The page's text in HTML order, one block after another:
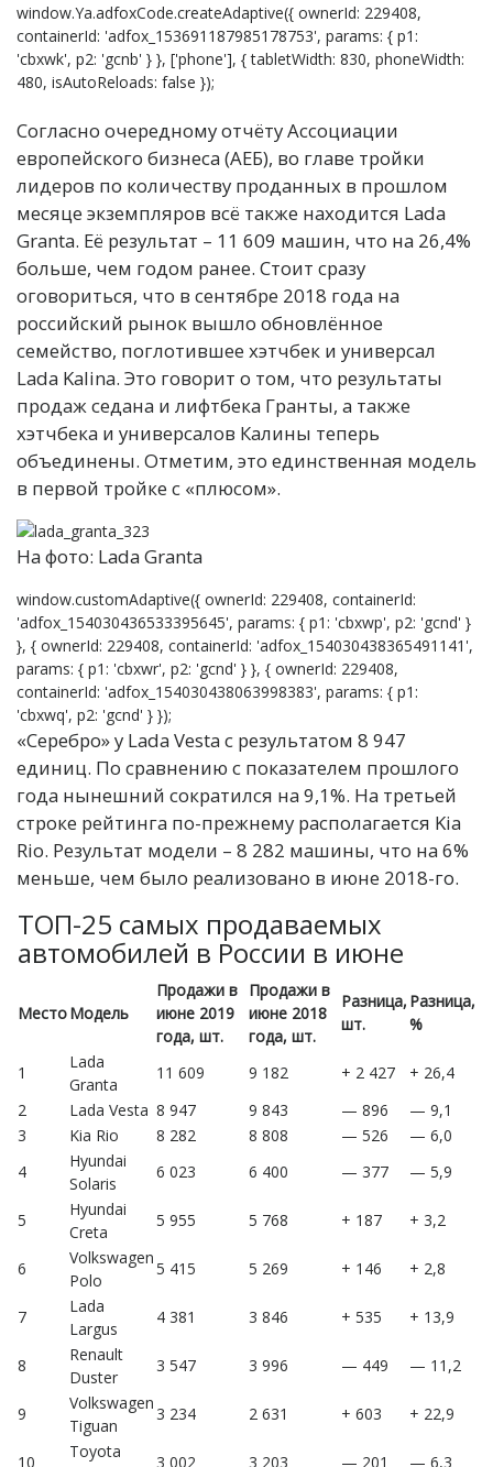
window.Ya.adfoxCode.createAdaptive({ ownerId: 229408,
containerId: 'adfox_153691187985178753', params: { p1:
'cbxwk', p2: 'gcnb' } }, ['phone'], { tabletWidth: 830, phoneWidth:
480, isAutoReloads: false });
Согласно очередному отчёту Ассоциации
европейского бизнеса (АЕБ), во главе тройки
лидеров по количеству проданных в прошлом
месяце экземпляров всё также находится Lada
Granta. Её результат – 11 609 машин, что на 26,4%
больше, чем годом ранее. Стоит сразу
оговориться, что в сентябре 2018 года на
российский рынок вышло обновлённое
семейство, поглотившее хэтчбек и универсал
Lada Kalina. Это говорит о том, что результаты
продаж седана и лифтбека Гранты, а также
хэтчбека и универсалов Калины теперь
объединены. Отметим, это единственная модель
в первой тройке с «плюсом».
На фото: Lada Granta
window.customAdaptive({ ownerId: 229408, containerId:
'adfox_154030436533395645', params: { p1: 'cbxwp', p2: 'gcnd' }
}, { ownerId: 229408, containerId: 'adfox_154030438365491141',
params: { p1: 'cbxwr', p2: 'gcnd' } }, { ownerId: 229408,
containerId: 'adfox_154030438063998383', params: { p1:
'cbxwq', p2: 'gcnd' } });
«Серебро» у Lada Vesta с результатом 8 947
единиц. По сравнению с показателем прошлого
года нынешний сократился на 9,1%. На третьей
строке рейтинга по-прежнему располагается Kia
Rio. Результат модели – 8 282 машины, что на 6%
меньше, чем было реализовано в июне 2018-го.
ТОП-25 самых продаваемых
автомобилей в России в июне
МестоМодель
Продажи в
июне 2019
года, шт.
Продажи в
июне 2018
года, шт.
Разница,
шт.
Разница,
%
1
Lada
Granta
11 609 9 182 + 2 427
+ 26,4
2
Lada Vesta 8 947 9 843 — 896
— 9,1
3
Kia Rio 8 282 8 808 — 526
— 6,0
4
Hyundai
Solaris
6 023 6 400 — 377 — 5,9
5
Hyundai
Creta
5 955 5 768 + 187 + 3,2
6
Volkswagen
Polo
5 415 5 269 + 146 + 2,8
7
Lada
Largus
4 381 3 846 + 535 + 13,9
8
Renault
Duster
3 547 3 996 — 449 — 11,2
9
Volkswagen
Tiguan
3 234 2 631 + 603 + 22,9
10
Toyota
3 002 3 203 — 201 — 6,3